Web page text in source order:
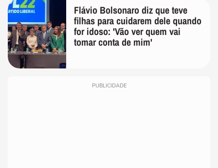
Flávio Bolsonaro diz que teve
filhas para cuidarem dele quando
for idoso: 'Vão ver quem vai
tomar conta de mim'
PUBLICIDADE